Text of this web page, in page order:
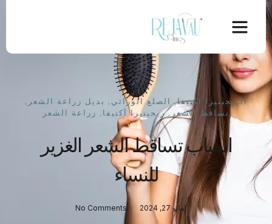
الريجينيرا اكتيفا, الصلع الوراثي , بديل زراعة الشعر ,
تساقط الشعر ,ريجينيرا أكتيفا , زراعة الشعر
اسباب تساقط الشعر الغزير
للنساء
مايو 27, 2024 No Comments